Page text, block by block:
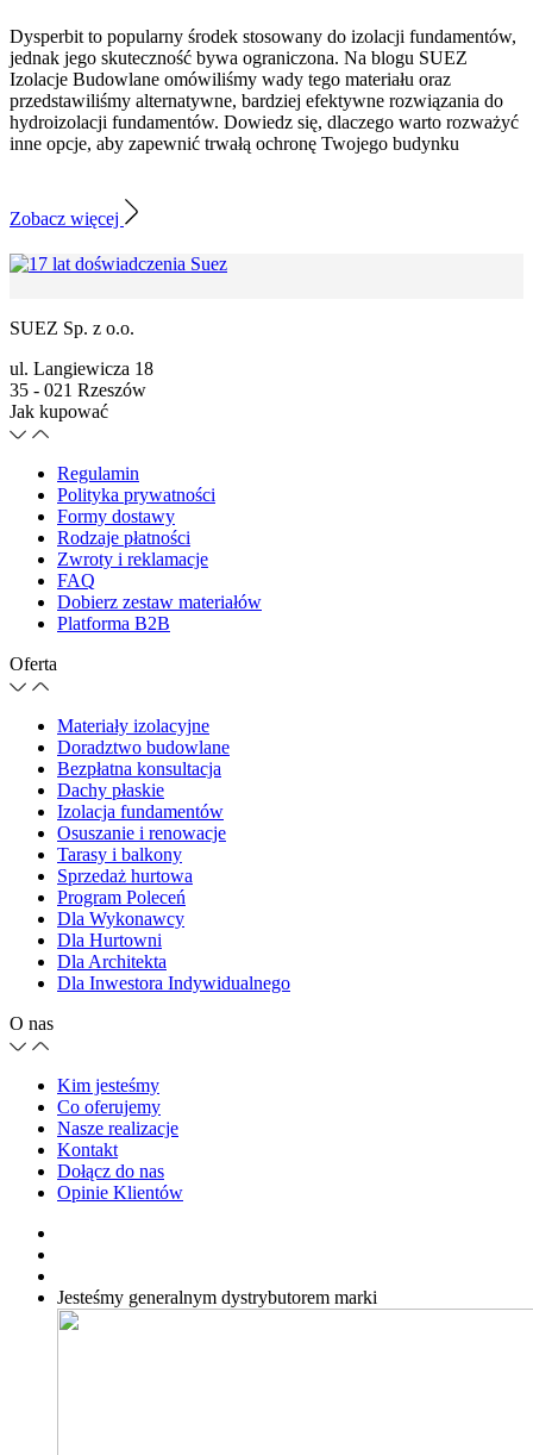
Dysperbit to popularny środek stosowany do izolacji fundamentów,
jednak jego skuteczność bywa ograniczona. Na blogu SUEZ
Izolacje Budowlane omówiliśmy wady tego materiału oraz
przedstawiliśmy alternatywne, bardziej efektywne rozwiązania do
hydroizolacji fundamentów. Dowiedz się, dlaczego warto rozważyć
inne opcje, aby zapewnić trwałą ochronę Twojego budynku
Zobacz więcej
SUEZ Sp. z o.o.
ul. Langiewicza 18
35 - 021 Rzeszów
Jak kupować
Regulamin
Polityka prywatności
Formy dostawy
Rodzaje płatności
Zwroty i reklamacje
FAQ
Dobierz zestaw materiałów
Platforma B2B
Oferta
Materiały izolacyjne
Doradztwo budowlane
Bezpłatna konsultacja
Dachy płaskie
Izolacja fundamentów
Osuszanie i renowacje
Tarasy i balkony
Sprzedaż hurtowa
Program Poleceń
Dla Wykonawcy
Dla Hurtowni
Dla Architekta
Dla Inwestora Indywidualnego
O nas
Kim jesteśmy
Co oferujemy
Nasze realizacje
Kontakt
Dołącz do nas
Opinie Klientów
Jesteśmy generalnym dystrybutorem marki